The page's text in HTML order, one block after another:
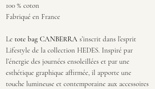
100 % coton
Fabriqué en France
Le tote bag CANBERRA s’inscrit dans l’esprit
Lifestyle de la collection HEDES. Inspiré par
l’énergie des journées ensoleillées et par une
esthétique graphique affirmée, il apporte une
touche lumineuse et contemporaine aux accessoires